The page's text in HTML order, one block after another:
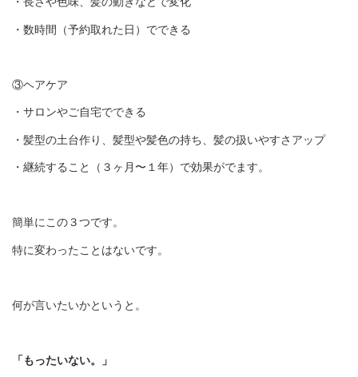
・数時間（予約取れた日）でできる
③ヘアケア
・サロンやご自宅でできる
・髪型の土台作り、髪型や髪色の持ち、髪の扱いやすさアップ
・継続すること（３ヶ月〜１年）で効果がでます。
簡単にこの３つです。
特に変わったことはないです。
何が言いたいかというと。
「もったいない。」